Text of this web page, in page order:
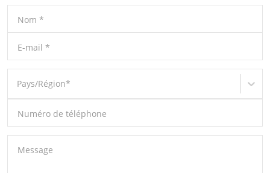
Nom *
E-mail *
Pays/Région*
Numéro de téléphone
Message